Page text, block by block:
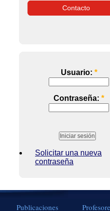
Contacto
Usuario: *
Contraseña: *
Solicitar una nueva
contraseña
Publicaciones